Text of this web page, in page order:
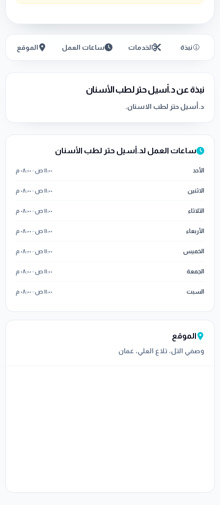
نبذة الخدمات ساعات العمل الموقع
نبذة عن د.أسيل حتر لطب الأسنان
د.أسيل حتر لطب الاسنان.
ساعات العمل لد.أسيل حتر لطب الأسنان
الأحد ١١:٠٠ ص –٠٨:٠٠ م
الاثنين ١١:٠٠ ص –٠٨:٠٠ م
الثلاثاء ١١:٠٠ ص –٠٨:٠٠ م
الأربعاء ١١:٠٠ ص –٠٨:٠٠ م
الخميس ١١:٠٠ ص –٠٨:٠٠ م
الجمعة ١١:٠٠ ص –٠٨:٠٠ م
السبت ١١:٠٠ ص –٠٨:٠٠ م
الموقع
وصفي التل، تلاع العلي، عمان